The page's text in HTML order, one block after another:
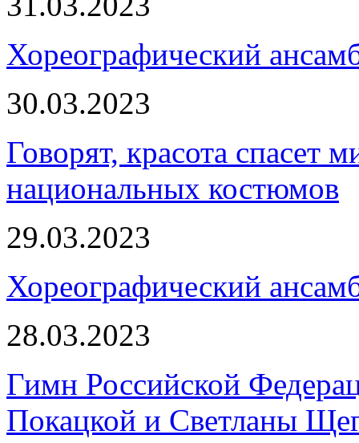
Хореографический
30.03.2023
Говорят, красота спасет
национальных костюмов
29.03.2023
Хореографический
28.03.2023
Гимн Российской
Покацкой и Светланы